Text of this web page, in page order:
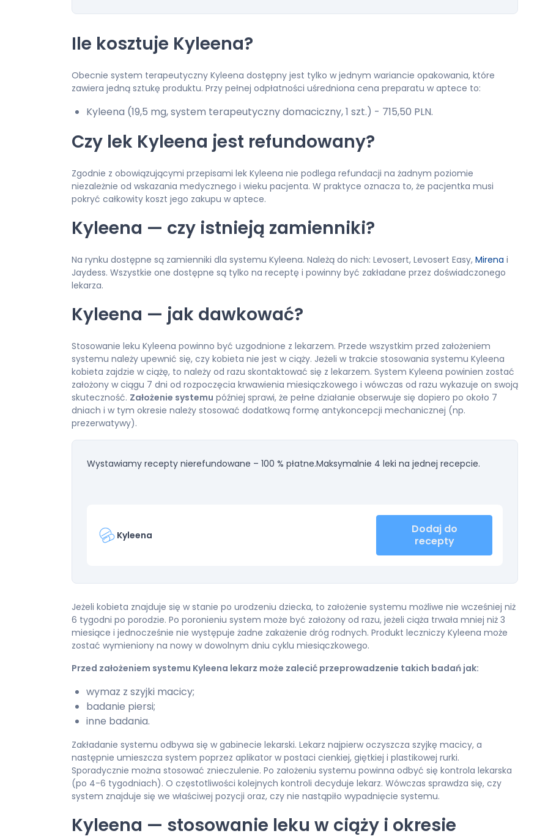
Ile kosztuje Kyleena?
Obecnie system terapeutyczny Kyleena dostępny jest tylko w jednym wariancie opakowania, które
zawiera jedną sztukę produktu. Przy pełnej odpłatności uśredniona cena preparatu w aptece to:
Kyleena (19,5 mg, system terapeutyczny domaciczny, 1 szt.) - 715,50 PLN.
Czy lek Kyleena jest refundowany?
Zgodnie z obowiązującymi przepisami lek Kyleena nie podlega refundacji na żadnym poziomie
niezależnie od wskazania medycznego i wieku pacjenta. W praktyce oznacza to, że pacjentka musi
pokryć całkowity koszt jego zakupu w aptece.
Kyleena — czy istnieją zamienniki?
Na rynku dostępne są zamienniki dla systemu Kyleena. Należą do nich: Levosert, Levosert Easy, Mirena i
Jaydess. Wszystkie one dostępne są tylko na receptę i powinny być zakładane przez doświadczonego
lekarza.
Kyleena — jak dawkować?
Stosowanie leku Kyleena powinno być uzgodnione z lekarzem. Przede wszystkim przed założeniem
systemu należy upewnić się, czy kobieta nie jest w ciąży. Jeżeli w trakcie stosowania systemu Kyleena
kobieta zajdzie w ciążę, to należy od razu skontaktować się z lekarzem. System Kyleena powinien zostać
założony w ciągu 7 dni od rozpoczęcia krwawienia miesiączkowego i wówczas od razu wykazuje on swoją
skuteczność. Założenie systemu później sprawi, że pełne działanie obserwuje się dopiero po około 7
dniach i w tym okresie należy stosować dodatkową formę antykoncepcji mechanicznej (np.
prezerwatywy).
Wystawiamy recepty nierefundowane – 100 % płatne.Maksymalnie 4 leki na jednej recepcie.
Kyleena
Dodaj do
recepty
Jeżeli kobieta znajduje się w stanie po urodzeniu dziecka, to założenie systemu możliwe nie wcześniej niż
6 tygodni po porodzie. Po poronieniu system może być założony od razu, jeżeli ciąża trwała mniej niż 3
miesiące i jednocześnie nie występuje żadne zakażenie dróg rodnych. Produkt leczniczy Kyleena może
zostać wymieniony na nowy w dowolnym dniu cyklu miesiączkowego.
Przed założeniem systemu Kyleena lekarz może zalecić przeprowadzenie takich badań jak:
wymaz z szyjki macicy;
badanie piersi;
inne badania.
Zakładanie systemu odbywa się w gabinecie lekarski. Lekarz najpierw oczyszcza szyjkę macicy, a
następnie umieszcza system poprzez aplikator w postaci cienkiej, giętkiej i plastikowej rurki.
Sporadycznie można stosować znieczulenie. Po założeniu systemu powinna odbyć się kontrola lekarska
(po 4-6 tygodniach). O częstotliwości kolejnych kontroli decyduje lekarz. Wówczas sprawdza się, czy
system znajduje się we właściwej pozycji oraz, czy nie nastąpiło wypadnięcie systemu.
Kyleena — stosowanie leku w ciąży i okresie